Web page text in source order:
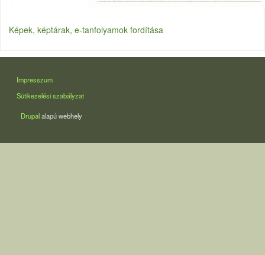
Képek, képtárak, e-tanfolyamok fordítása
LÁBLÉC
Impresszum
Sütikezelési szabályzat
Drupalalapú webhely